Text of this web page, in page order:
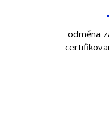
odměna